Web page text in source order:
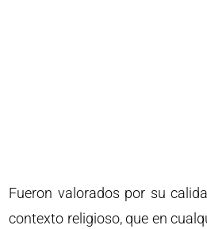
Fueron valorados por su
contexto religioso, que en